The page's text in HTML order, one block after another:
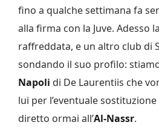
fino a qualche settimana fa
alla firma con la Juve. Adesso
raffreddata, e un altro club di
sondando il suo profilo:
Napoli di De Laurentiis che
lui per l’eventuale sostituzione
diretto ormai all’Al-Nassr.